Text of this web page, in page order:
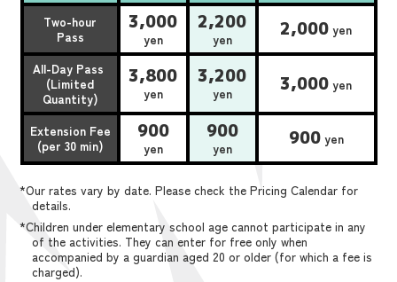
Two-hour
Pass
3,000
yen
2,200
yen 2,000 yen
All-Day Pass
(Limited
Quantity)
3,800
yen
3,200
yen 3,000 yen
Extension Fee
(per 30 min)
900
yen
900
yen 900yen
*Our rates vary by date. Please check the Pricing Calendar for
details.
*Children under elementary school age cannot participate in any
of the activities. They can enter for free only when
accompanied by a guardian aged 20 or older (for which a fee is
charged).